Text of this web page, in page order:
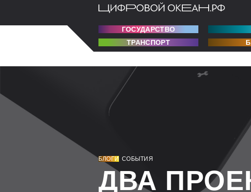
ГОСУДАРСТВО
ТРАНСПОРТ
БЛОГИ СОБЫТИЯ
ДВА